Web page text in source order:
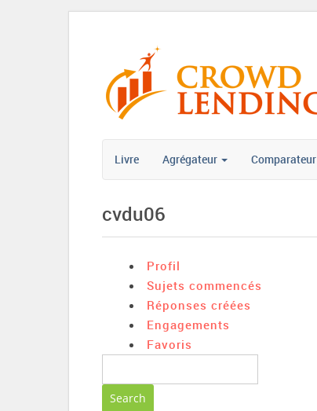
Livre Agrégateur Comparateur
cvdu06
Profil
Sujets commencés
Réponses créées
Engagements
Favoris